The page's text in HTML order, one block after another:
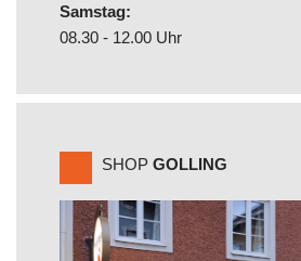
Samstag:
08.30 - 12.00 Uhr
SHOP GOLLING